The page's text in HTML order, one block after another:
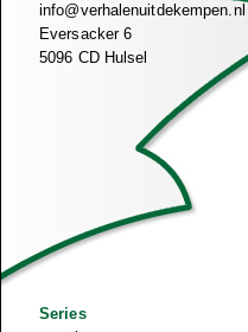
info@verhalenuitdekempen.nl
Eversacker 6
5096 CD Hulsel
Series